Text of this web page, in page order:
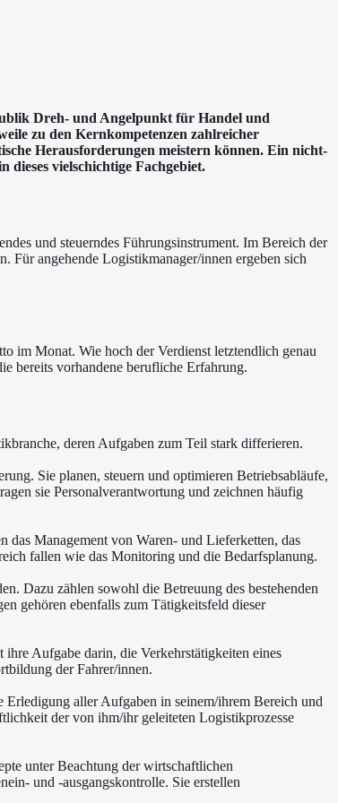
Dreh- und Angelpunkt für Handel und
zu den Kernkompetenzen zahlreicher
Herausforderungen meistern können. Ein nicht-
vielschichtige Fachgebiet.
und steuerndes Führungsinstrument. Im Bereich der
Für angehende Logistikmanager/innen ergeben sich
im Monat. Wie hoch der Verdienst letztendlich genau
bereits vorhandene berufliche Erfahrung.
deren Aufgaben zum Teil stark differieren.
Sie planen, steuern und optimieren Betriebsabläufe,
sie Personalverantwortung und zeichnen häufig
das Management von Waren- und Lieferketten, das
fallen wie das Monitoring und die Bedarfsplanung.
Dazu zählen sowohl die Betreuung des bestehenden
gehören ebenfalls zum Tätigkeitsfeld dieser
Aufgabe darin, die Verkehrstätigkeiten eines
der Fahrer/innen.
aller Aufgaben in seinem/ihrem Bereich und
der von ihm/ihr geleiteten Logistikprozesse
unter Beachtung der wirtschaftlichen
und -ausgangskontrolle. Sie erstellen